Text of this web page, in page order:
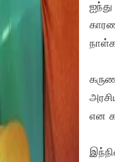
என